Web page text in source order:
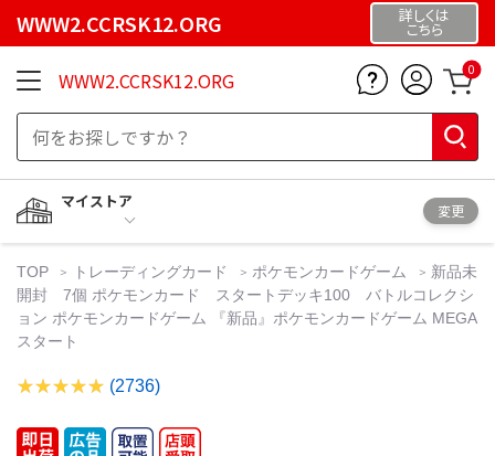
WWW2.CCRSK12.ORG 詳しくは
こちら
WWW2.CCRSK12.ORG 0
マイストア
変更
TOP トレーディングカード ポケモンカードゲーム
新品未
開封 7個 ポケモンカード スタートデッキ100 バトルコレクシ
ョン ポケモンカードゲーム 『新品』ポケモンカードゲーム MEGA
スタート
(2736)